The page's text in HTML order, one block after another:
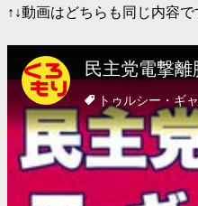
↑↓動画はどちらも同じ内容